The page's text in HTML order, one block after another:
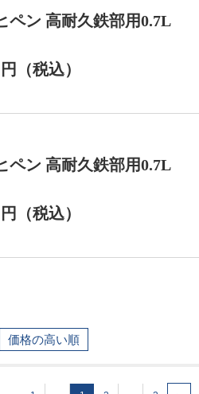
ペン 高耐久鉄部用0.7L
円（税込）
ペン 高耐久鉄部用0.7L
円（税込）
価格の高い順